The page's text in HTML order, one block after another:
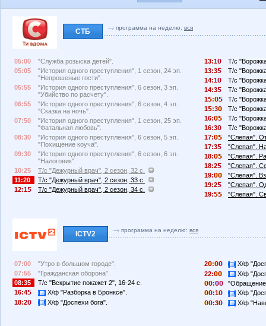
СТБ программа на неделю: вся
05:00
"Служба розыска детей".
05:05
"История одного преступления", 1 сезон, 24 эп.
"Непрошеные гости".
05:55
"История одного преступления", 6 сезон, 3 эп.
"Убийство по расчету".
06:55
"История одного преступления", 6 сезон, 4 эп.
"Сказка на ночь".
07:50
"История одного преступления", 1 сезон, 25 эп.
"Фатальная любовь".
08:30
"История одного преступления", 6 сезон, 5 эп.
"Похищение коуча".
09:30
"История одного преступления", 6 сезон, 6 эп.
"Налоговик".
10:25
Т/с "Дежурный врач", 2 сезон, 32 с.
11:20
Т/с "Дежурный врач", 2 сезон, 33 с.
12:1
Т/с "Дежурный врач", 2 сезон, 34 с.
13:1
Т/с
13:3
Т/с
14:1
Т/с
14:3
Т/с
1
:
Т/с
1
:3
Т/с
16:
Т/с
16:3
Т/с
17:
"Слепая".
17:3
"Слепая".
18:
"Слепая".
18:2
"Слепая".
19:
"Слепая".
19:2
"Слепая".
19:
"Слепая".
ICTV2 программа на неделю: вся
07:00
"Утро в большом городе".
07:55
"Гражданская оборона".
08:35
Т/с "Вскрытие покажет 2", 16-24 с.
16:4
Х/ф "Разборка в Бронксе".
18:2
Х/ф "Доспехи бога".
2 :
Х/ф
22:
Х/ф
:
"Обращение
:1
Х/ф
:3
Х/ф